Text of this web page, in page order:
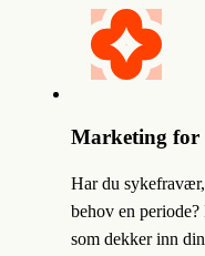
Marketing for
Har du
behov en periode?
som dekker inn